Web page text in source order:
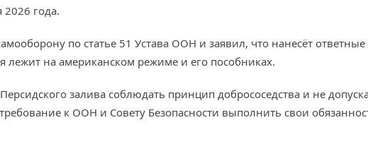
года.
по статье 51 Устава ООН и заявил, что нанесёт
лежит на американском режиме и его пособниках.
залива соблюдать принцип добрососедства и не
к ООН и Совету Безопасности выполнить свои